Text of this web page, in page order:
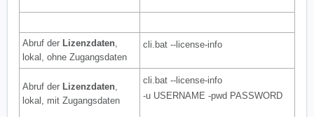
Abruf der Lizenzdaten,
lokal, ohne Zugangsdaten
cli.bat --license-info
Abruf der Lizenzdaten,
lokal, mit Zugangsdaten
cli.bat --license-info
-u USERNAME -pwd PASSWORD